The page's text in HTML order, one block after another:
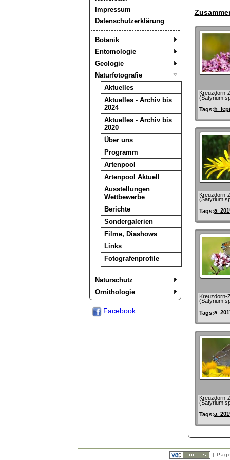
Impressum
Datenschutzerklärung
Botanik
Entomologie
Geologie
Naturfotografie
Aktuelles
Aktuelles - Archiv bis
2024
Aktuelles - Archiv bis
2020
Über uns
Programm
Artenpool
Artenpool Aktuell
Ausstellungen
Wettbewerbe
Berichte
Sondergalerien
Filme, Diashows
Links
Fotografenprofile
Naturschutz
Ornithologie
Facebook
Kreuzdorn-
(Satyrium
Tags:
Kreuzdorn-
(Satyrium
Tags:
Kreuzdorn-
(Satyrium
Tags:
Kreuzdorn-
(Satyrium
Tags:
|